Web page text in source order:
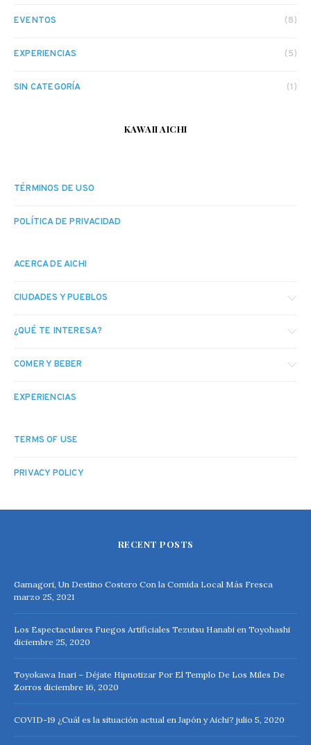
EVENTOS (8)
EXPERIENCIAS (5)
SIN CATEGORÍA (1)
KAWAII AICHI
TÉRMINOS DE USO
POLÍTICA DE PRIVACIDAD
ACERCA DE AICHI
CIUDADES Y PUEBLOS
¿QUÉ TE INTERESA?
COMER Y BEBER
EXPERIENCIAS
TERMS OF USE
PRIVACY POLICY
RECENT POSTS
Gamagori, Un Destino Costero Con la Comida Local Más Fresca
marzo 25, 2021
Los Espectaculares Fuegos Artificiales Tezutsu Hanabi en Toyohashi
diciembre 25, 2020
Toyokawa Inari – Déjate Hipnotizar Por El Templo De Los Miles De
Zorros diciembre 16, 2020
COVID-19 ¿Cuál es la situación actual en Japón y Aichi? julio 5, 2020